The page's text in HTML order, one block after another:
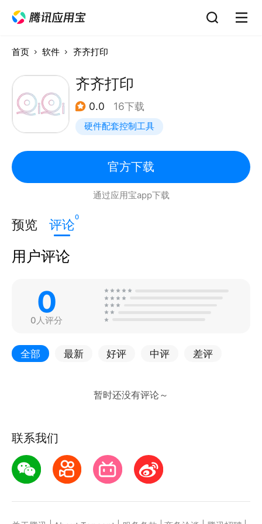
首页 软件 齐齐打印
齐齐打印
0.0 16下载
硬件配套控制工具
官方下载
通过应用宝app下载
预览 评论0
用户评论
0
0人评分
全部 最新 好评 中评 差评
联系我们